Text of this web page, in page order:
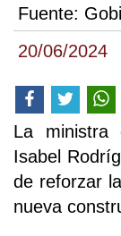
20/06/2024
Fuente:
La ministra
Isabel
de reforzar
nueva